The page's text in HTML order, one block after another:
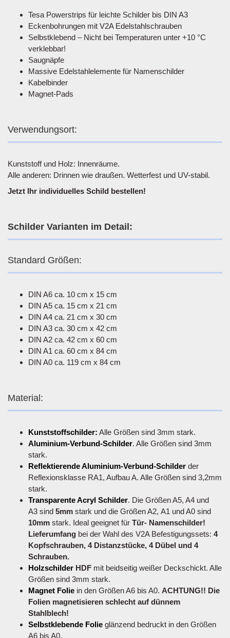
Tesa Powerstrips für leichte Schilder bis DIN A3
Eckenbohrungen mit V2A Edelstahlschrauben
Selbstklebend – Nicht bei Temperaturen unter +10 °C
verklebbar!
Saugnäpfe
Massive Edelstahlelemente für Namenschilder
Kabelbinder
Magnet-Pads
Verwendungsort:
Kunststoff und Holz: Innenräume.
Alle anderen: Drinnen wie draußen. Wetterfest und UV-stabil.
Jetzt Ihr individuelles Schild bestellen!
Schilder Varianten im Detail:
Standard Größen:
DIN A6 ca. 10 cm x 15 cm
DIN A5 ca. 15 cm x 21 cm
DIN A4 ca. 21 cm x 30 cm
DIN A3 ca. 30 cm x 42 cm
DIN A2 ca. 42 cm x 60 cm
DIN A1 ca. 60 cm x 84 cm
DIN A0 ca. 119 cm x 84 cm
Material:
Kunststoffschilder: Alle Größen sind 3mm stark.
Aluminium-Verbund-Schilder. Alle Größen sind 3mm
stark.
Reflektierende Aluminium-Verbund-Schilder der
Reflexionsklasse RA1, Aufbau A. Alle Größen sind 3,2mm
stark.
Transparente Acryl Schilder. Die Größen A5, A4 und
A3 sind 5mm stark und die Größen A2, A1 und A0 sind
10mm stark. Ideal geeignet für Tür- Namenschilder!
Lieferumfang bei der Wahl des V2A Befestigungssets: 4
Kopfschrauben, 4 Distanzstücke, 4 Dübel und 4
Schrauben.
Holzschilder HDF mit beidseitig weißer Deckschickt. Alle
Größen sind 3mm stark.
Magnet Folie in den Größen A6 bis A0. ACHTUNG!! Die
Folien magnetisieren schlecht auf dünnem
Stahlblech!
Selbstklebende Folie glänzend bedruckt in den Größen
A6 bis A0.